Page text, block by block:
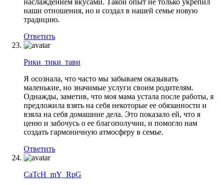
наслаждением вкусами. Такой опыт не только укрепил
наши отношения, но и создал в нашей семье новую
традицию.
Ответить
Рики_тики_тави
Я осознала, что часто мы забываем оказывать
маленькие, но значимые услуги своим родителям.
Однажды, заметив, что моя мама устала после работы, я
предложила взять на себя некоторые ее обязанности и
взяла на себя домашние дела. Это показало ей, что я
ценю и забочусь о ее благополучии, и помогло нам
создать гармоничную атмосферу в семье.
Ответить
CaTcH_mY_RpG